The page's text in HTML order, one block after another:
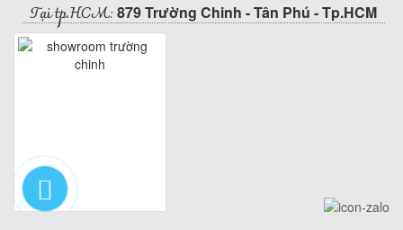
Tại tp.HCM: 879 Trường Chinh - Tân Phú - Tp.HCM